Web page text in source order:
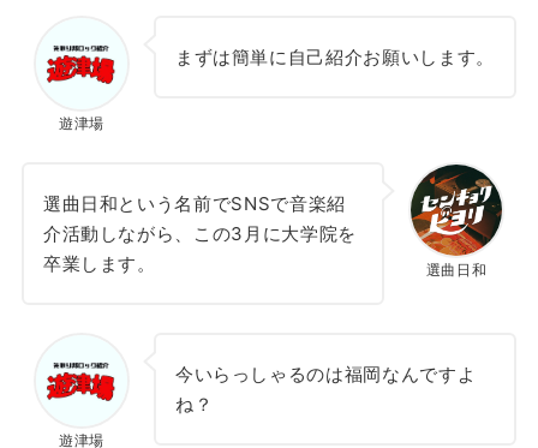
遊津場
まずは簡単に自己紹介お願いします。
選曲日和
選曲日和という名前でSNSで音楽紹
介活動しながら、この3月に大学院を
卒業します。
遊津場
今いらっしゃるのは福岡なんですよ
ね？